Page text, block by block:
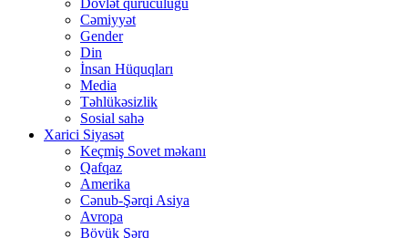
Dövlət quruculuğu
Cəmiyyət
Gender
Din
İnsan Hüquqları
Media
Təhlükəsizlik
Sosial sahə
Xarici Siyasət
Keçmiş Sovet məkanı
Qafqaz
Amerika
Cənub-Şərqi Asiya
Avropa
Böyük Şərq